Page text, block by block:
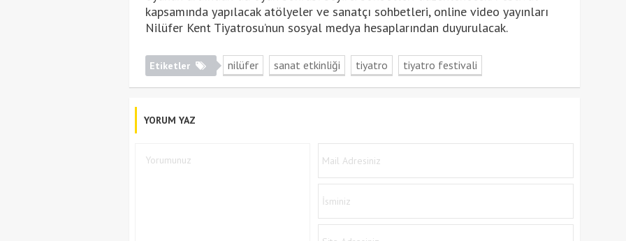
kapsamında yapılacak atölyeler ve sanatçı sohbetleri, online video yayınları
Nilüfer Kent Tiyatrosu’nun sosyal medya hesaplarından duyurulacak.
Etiketler nilüfer sanat etkinliği tiyatro tiyatro festivali
YORUM YAZ